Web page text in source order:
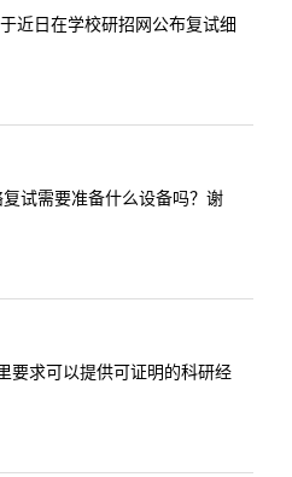
近日在学校研招网公布复试细
试需要准备什么设备吗？谢
求可以提供可证明的科研经